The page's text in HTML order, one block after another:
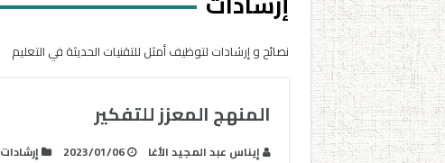
نصائح و إرشادات لتوظيف أمثل للتقنيات الحديثة في التعليم
المنهج المعزز للتفكير
إيناس عبد المجيد الأغا 2023/01/06 إرشادات